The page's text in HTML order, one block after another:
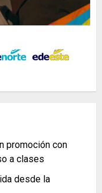
promoción con
a clases
desde la